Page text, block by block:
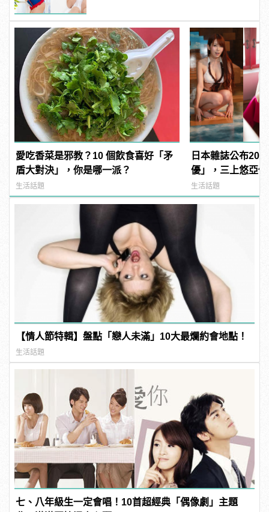
愛吃香菜是邪教？10 個飲食喜好「矛
盾大對決」，你是哪一派？
生活話題
日本雜誌公布
優」，三上悠亞
manfashion這樣
生活話題
【情人節特輯】盤點「戀人未滿」10大最爛約會地點！
生活話題
七、八年級生一定會唱！10首超經典「偶像劇」主題